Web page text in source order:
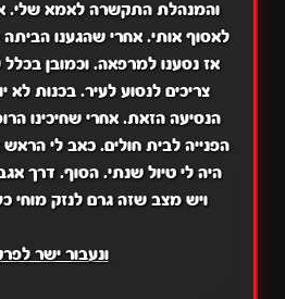
והמנהלת התקשרה לאמא שלי.
לאסוף אותי. אחרי שהגענו
אז נסענו למרפאה. וכמובן בכלל
צריכים לנסוע לעיר. בכנות לא
הנסיעה הזאת. אחרי שחיכינו
הפנייה לבית חולים. כאב לי הראש
היה לי טיול שנתי. הסוף. דרך
ויש מצב שזה גרם לנזק מוחי
ונעבור ישר